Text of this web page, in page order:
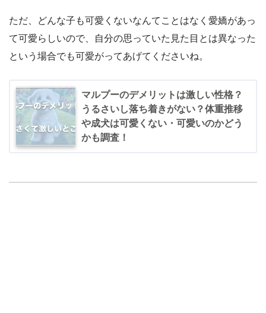
ただ、どんな子も可愛くないなんてことはなく愛嬌があっ
て可愛らしいので、自分の思っていた見た目とは異なった
という場合でも可愛がってあげてくださいね。
マルプーのデメリットは激しい性格？
うるさいし落ち着きがない？体重推移
や成犬は可愛くない・可愛いのかどう
かも調査！